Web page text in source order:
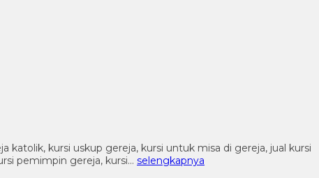
katolik, kursi uskup gereja, kursi untuk misa di gereja, jual kursi
pemimpin gereja, kursi… selengkapnya